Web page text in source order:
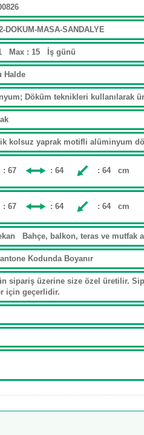
DOKUM-MASA-SANDALYE
Max : 15 İş günü
Halde
Döküm teknikleri kullanılarak
kolsuz yaprak motifli alüminyum
: 67 : 64 : 64 cm
: 67 : 64 : 64 cm
Bahçe, balkon, teras ve
Kodunda Boyanır
sipariş üzerine size özel üretilir.
için geçerlidir.